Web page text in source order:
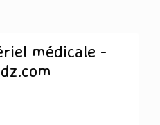
médicale -